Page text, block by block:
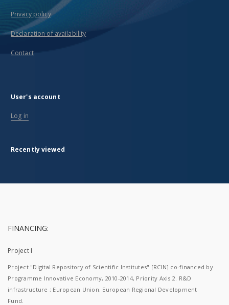
Privacy policy
Declaration of availability
Contact
User's account
Log in
Recently viewed
FINANCING:
Project I
Project "Digital Repository of Scientific Institutes" [RCIN] co-financed by
Programme Innovative Economy, 2010-2014, Priority Axis 2. R&D
infrastructure ; European Union. European Regional Development
Fund.